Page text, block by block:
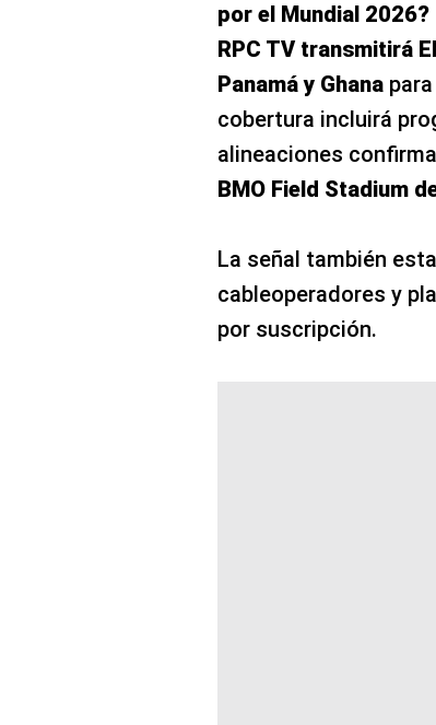
por el Mundial 2026?
RPC TV transmitirá
Panamá y Ghanapara
cobertura incluirá
alineaciones
BMO Field Stadium
La señal también
cableoperadores y
por suscripción.